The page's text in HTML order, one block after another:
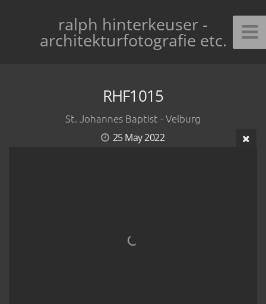
ralph hinterkeuser -
architekturfotografie etc.
RHF1015
St. Johannes Baptist - Velburg
25 May 2022